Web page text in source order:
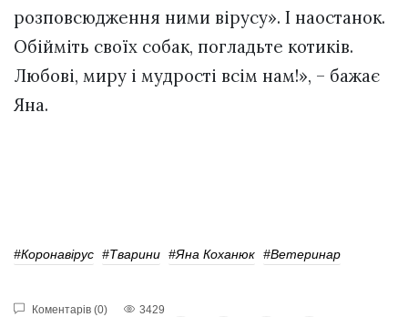
розповсюдження ними вірусу». І наостанок.
Обійміть своїх собак, погладьте котиків.
Любові, миру і мудрості всім нам!», – бажає
Яна.
#Коронавірус #тварини #Яна Коханюк #Ветеринар
Коментарів (0) 3429